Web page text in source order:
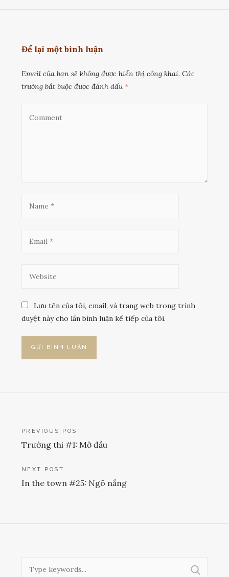
Để lại một bình luận
Email của bạn sẽ không được hiển thị công khai. Các
trường bắt buộc được đánh dấu *
Lưu tên của tôi, email, và trang web trong trình
duyệt này cho lần bình luận kế tiếp của tôi.
Điều
hướng
bài
viết
PREVIOUS POST
Trường thi #1: Mở đầu
NEXT POST
In the town #25: Ngõ nắng